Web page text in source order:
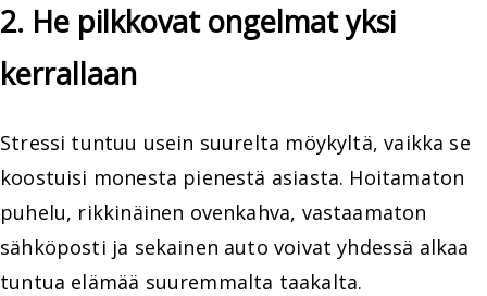
2. He pilkkovat ongelmat yksi
kerrallaan
Stressi tuntuu usein suurelta möykyltä, vaikka se
koostuisi monesta pienestä asiasta. Hoitamaton
puhelu, rikkinäinen ovenkahva, vastaamaton
sähköposti ja sekainen auto voivat yhdessä alkaa
tuntua elämää suuremmalta taakalta.